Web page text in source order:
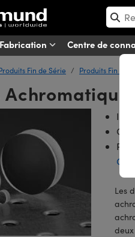
Fabrication Centre de
Fin de Série Produits Fin de
Les